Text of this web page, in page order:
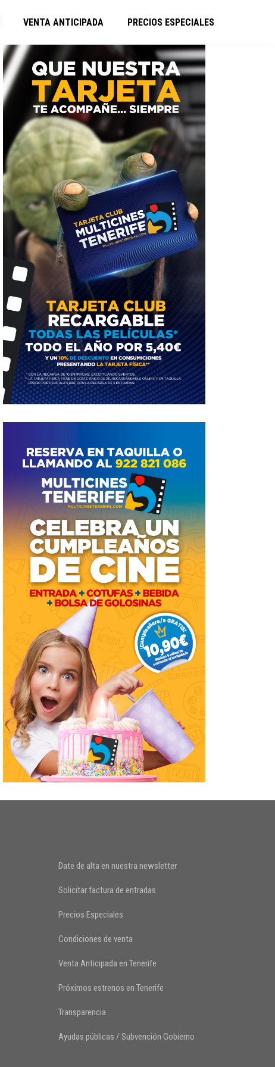
VENTA ANTICIPADA PRECIOS ESPECIALES
Date de alta en nuestra newsletter
Solicitar factura de entradas
Precios Especiales
Condiciones de venta
Venta Anticipada en Tenerife
Próximos estrenos en Tenerife
Transparencia
Ayudas públicas / Subvención Gobierno